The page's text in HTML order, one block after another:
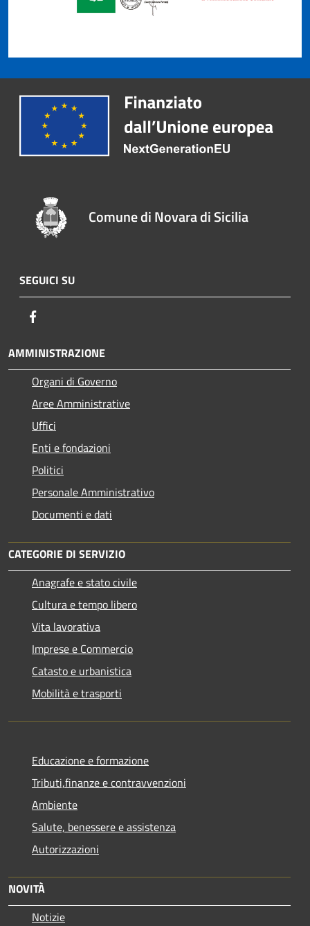
Comune di Novara di Sicilia
SEGUICI SU
AMMINISTRAZIONE
Organi di Governo
Aree Amministrative
Uffici
Enti e fondazioni
Politici
Personale Amministrativo
Documenti e dati
CATEGORIE DI SERVIZIO
Anagrafe e stato civile
Cultura e tempo libero
Vita lavorativa
Imprese e Commercio
Catasto e urbanistica
Mobilità e trasporti
Educazione e formazione
Tributi,finanze e contravvenzioni
Ambiente
Salute, benessere e assistenza
Autorizzazioni
NOVITÀ
Notizie